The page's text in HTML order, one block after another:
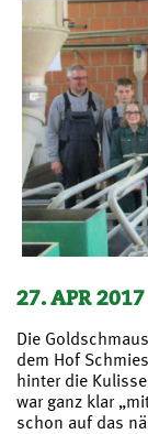
27. APR 2017
Die
dem Hof
hinter die
war ganz klar
schon auf das